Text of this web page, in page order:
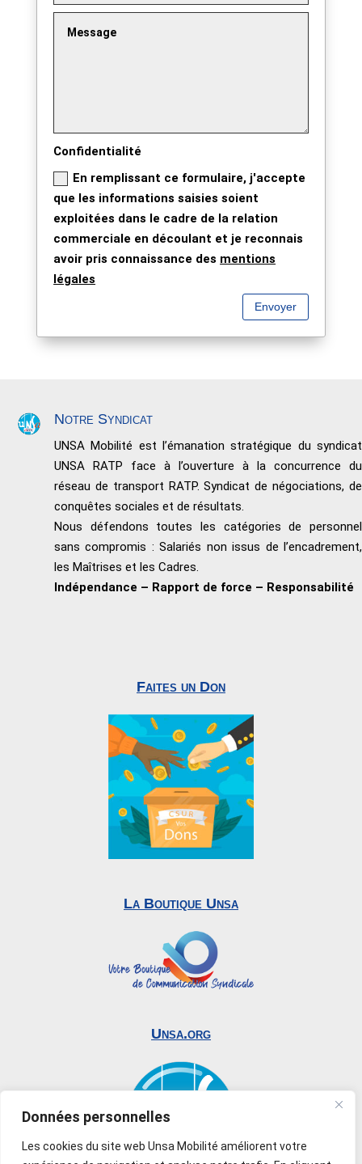
Données personnelles
Les cookies du site web Unsa Mobilité améliorent votre
Confidentialité
En remplissant ce formulaire, j'accepte
que les informations saisies soient
exploitées dans le cadre de la relation
commerciale en découlant et je reconnais
avoir pris connaissance des mentions
légales
Envoyer
Notre Syndicat
UNSA Mobilité est l’émanation stratégique du syndicat
UNSA RATP face à l’ouverture à la concurrence du
réseau de transport RATP. Syndicat de négociations, de
conquêtes sociales et de résultats.
Nous défendons toutes les catégories de personnel
sans compromis : Salariés non issus de l’encadrement,
les Maîtrises et les Cadres.
Indépendance – Rapport de force – Responsabilité
Faites un Don
La Boutique Unsa
Unsa.org